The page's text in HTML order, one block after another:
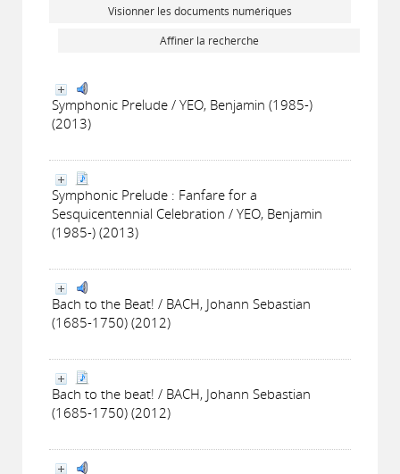
Visionner les documents numériques
Affiner la recherche
Symphonic Prelude / YEO, Benjamin (1985-)
(2013)
Symphonic Prelude : Fanfare for a
Sesquicentennial Celebration / YEO, Benjamin
(1985-) (2013)
Bach to the Beat! / BACH, Johann Sebastian
(1685-1750) (2012)
Bach to the beat! / BACH, Johann Sebastian
(1685-1750) (2012)